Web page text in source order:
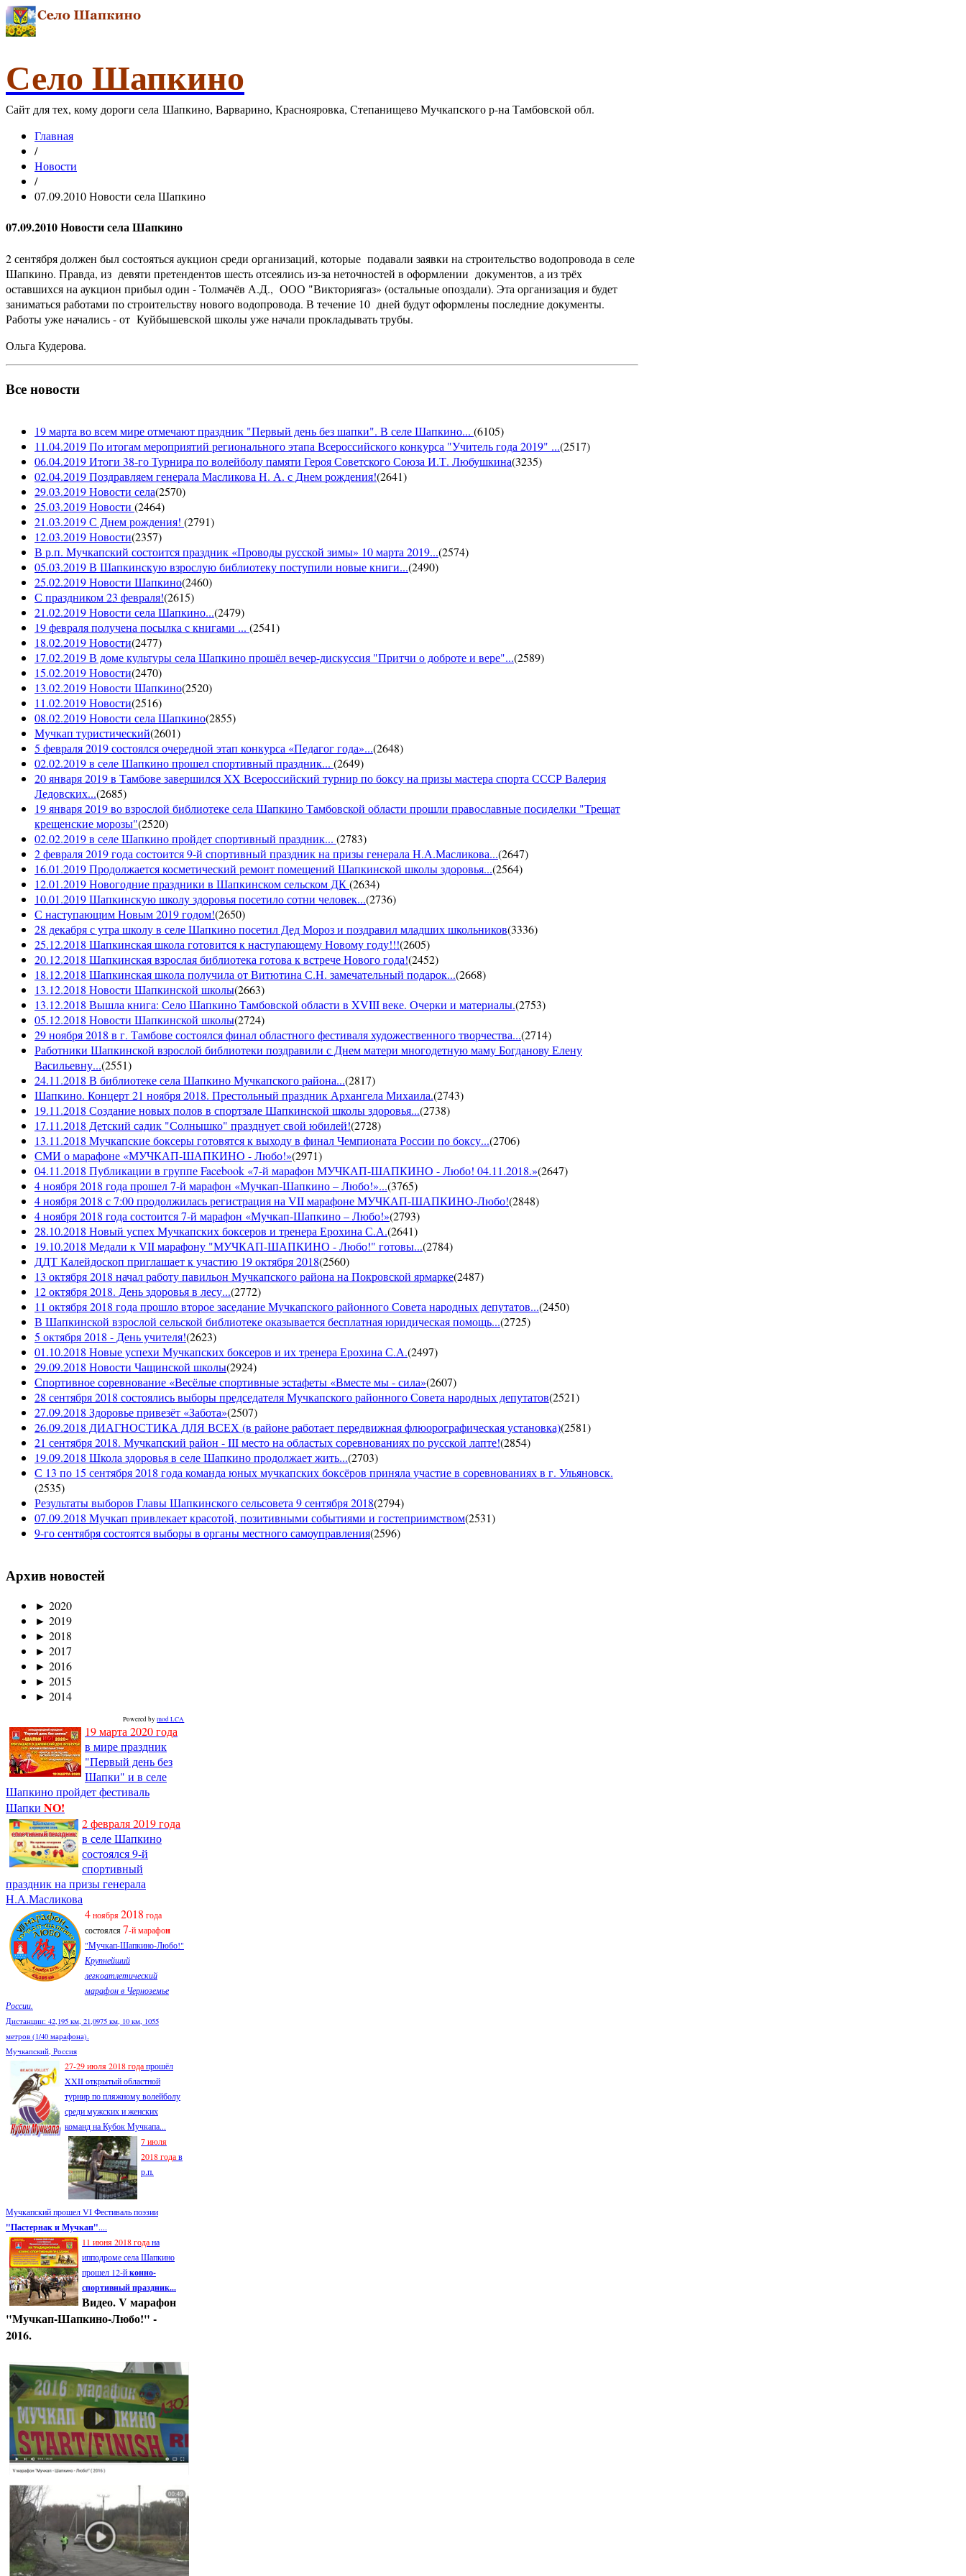
Село Шапкино
Сайт для тех, кому дороги села Шапкино, Варварино, Краснояровка, Степанищево Мучкапского р-на Тамбовской обл.
Главная
/
Новости
/
07.09.2010 Новости села Шапкино
07.09.2010 Новости села Шапкино
2 сентября должен был состояться аукцион среди организаций, которые подавали заявки на строительство водопровода в селе
Шапкино. Правда, из девяти претендентов шесть отсеялись из-за неточностей в оформлении документов, а из трёх
оставшихся на аукцион прибыл один - Толмачёв А.Д., ООО "Викториягаз» (остальные опоздали). Эта организация и будет
заниматься работами по строительству нового водопровода. В течение 10 дней будут оформлены последние документы.
Работы уже начались - от Куйбышевской школы уже начали прокладывать трубы.
Ольга Кудерова.
Все новости
19 марта во всем мире отмечают праздник "Первый день без шапки". В селе Шапкино... (6105)
11.04.2019 По итогам мероприятий регионального этапа Всероссийского конкурса "Учитель года 2019" ...(2517)
06.04.2019 Итоги 38-го Турнира по волейболу памяти Героя Советского Союза И.Т. Любушкина(3235)
02.04.2019 Поздравляем генерала Масликова Н. А. с Днем рождения!(2641)
29.03.2019 Новости села(2570)
25.03.2019 Новости (2464)
21.03.2019 С Днем рождения! (2791)
12.03.2019 Новости(2357)
В р.п. Мучкапский состоится праздник «Проводы русской зимы» 10 марта 2019...(2574)
05.03.2019 В Шапкинскую взрослую библиотеку поступили новые книги...(2490)
25.02.2019 Новости Шапкино(2460)
С праздником 23 февраля!(2615)
21.02.2019 Новости села Шапкино...(2479)
19 февраля получена посылка с книгами ... (2541)
18.02.2019 Новости(2477)
17.02.2019 В доме культуры села Шапкино прошёл вечер-дискуссия "Притчи о доброте и вере"...(2589)
15.02.2019 Новости(2470)
13.02.2019 Новости Шапкино(2520)
11.02.2019 Новости(2516)
08.02.2019 Новости села Шапкино(2855)
Мучкап туристический(2601)
5 февраля 2019 состоялся очередной этап конкурса «Педагог года»...(2648)
02.02.2019 в селе Шапкино прошел спортивный праздник... (2649)
20 января 2019 в Тамбове завершился XX Всероссийский турнир по боксу на призы мастера спорта СССР Валерия
Ледовских...(2685)
19 января 2019 во взрослой библиотеке села Шапкино Тамбовской области прошли православные посиделки "Трещат
крещенские морозы"(2520)
02.02.2019 в селе Шапкино пройдет спортивный праздник... (2783)
2 февраля 2019 года состоится 9-й спортивный праздник на призы генерала Н.А.Масликова...(2647)
16.01.2019 Продолжается косметический ремонт помещений Шапкинской школы здоровья...(2564)
12.01.2019 Новогодние праздники в Шапкинском сельском ДК(2634)
10.01.2019 Шапкинскую школу здоровья посетило сотни человек...(2736)
С наступающим Новым 2019 годом!(2650)
28 декабря с утра школу в селе Шапкино посетил Дед Мороз и поздравил младших школьников(3336)
25.12.2018 Шапкинская школа готовится к наступающему Новому году!!!(2605)
20.12.2018 Шапкинская взрослая библиотека готова к встрече Нового года!(2452)
18.12.2018 Шапкинская школа получила от Витютина С.Н. замечательный подарок...(2668)
13.12.2018 Новости Шапкинской школы(2663)
13.12.2018 Вышла книга: Село Шапкино Тамбовской области в XVIII веке. Очерки и материалы.(2753)
05.12.2018 Новости Шапкинской школы(2724)
29 ноября 2018 в г. Тамбове состоялся финал областного фестиваля художественного творчества...(2714)
Работники Шапкинской взрослой библиотеки поздравили с Днем матери многодетную маму Богданову Елену
Васильевну...(2551)
24.11.2018 В библиотеке села Шапкино Мучкапского района...(2817)
Шапкино. Концерт 21 ноября 2018. Престольный праздник Архангела Михаила.(2743)
19.11.2018 Создание новых полов в спортзале Шапкинской школы здоровья...(2738)
17.11.2018 Детский садик "Солнышко" празднует свой юбилей!(2728)
13.11.2018 Мучкапские боксеры готовятся к выходу в финал Чемпионата России по боксу...(2706)
СМИ о марафоне «МУЧКАП-ШАПКИНО - Любо!»(2971)
04.11.2018 Публикации в группе Facebook «7-й марафон МУЧКАП-ШАПКИНО - Любо! 04.11.2018.»(2647)
4 ноября 2018 года прошел 7-й марафон «Мучкап-Шапкино – Любо!»...(3765)
4 ноября 2018 с 7:00 продолжилась регистрация на VII марафоне МУЧКАП-ШАПКИНО-Любо!(2848)
4 ноября 2018 года состоится 7-й марафон «Мучкап-Шапкино – Любо!»(2793)
28.10.2018 Новый успех Мучкапских боксеров и тренера Ерохина С.А.(2641)
19.10.2018 Медали к VII марафону "МУЧКАП-ШАПКИНО - Любо!" готовы...(2784)
ДДТ Калейдоскоп приглашает к участию 19 октября 2018(2560)
13 октября 2018 начал работу павильон Мучкапского района на Покровской ярмарке(2487)
12 октября 2018. День здоровья в лесу...(2772)
11 октября 2018 года прошло второе заседание Мучкапского районного Совета народных депутатов...(2450)
В Шапкинской взрослой сельской библиотеке оказывается бесплатная юридическая помощь...(2725)
5 октября 2018 - День учителя!(2623)
01.10.2018 Новые успехи Мучкапских боксеров и их тренера Ерохина С.А.(2497)
29.09.2018 Новости Чащинской школы(2924)
Спортивное соревнование «Весёлые спортивные эстафеты «Вместе мы - сила»(2607)
28 сентября 2018 состоялись выборы председателя Мучкапского районного Совета народных депутатов(2521)
27.09.2018 Здоровье привезёт «Забота»(2507)
26.09.2018 ДИАГНОСТИКА ДЛЯ ВСЕХ (в районе работает передвижная флюорографическая установка)(2581)
21 сентября 2018. Мучкапский район - III место на областых соревнованиях по русской лапте!(2854)
19.09.2018 Школа здоровья в селе Шапкино продолжает жить...(2703)
С 13 по 15 сентября 2018 года команда юных мучкапских боксёров приняла участие в соревнованиях в г. Ульяновск.
(2535)
Результаты выборов Главы Шапкинского сельсовета 9 сентября 2018(2794)
07.09.2018 Мучкап привлекает красотой, позитивными событиями и гостеприимством(2531)
9-го сентября состоятся выборы в органы местного самоуправления(2596)
Архив новостей
► 2020
► 2019
► 2018
► 2017
► 2016
► 2015
► 2014
Powered bymod LCA
19 марта 2020 года
в мире праздник
"Первый день без
Шапки" и в селе
Шапкино пройдет фестиваль
Шапки NO!
2 февраля 2019 года
в селе Шапкино
состоялся 9-й
спортивный
праздник на призы генерала
Н.А.Масликова
4ноября2018 года
состоялся7-й марафон
"Мучкап-Шапкино-Любо!"
Крупнейший
легкоатлетический
марафон в Черноземье
России.
Дистанции: 42,195 км, 21,0975 км, 10 км, 1055
метров (1/40 марафона).
Мучкапский, Россия
27-29 июля 2018 годапрошёл
XXII открытый областной
турнир по пляжному волейболу
среди мужских и женских
команд на Кубок Мучкапа...
7 июля
2018 годав
р.п.
Мучкапский прошел VI Фестиваль поэзии
"Пастернак и Мучкап"....
11 июня 2018 годана
ипподроме села Шапкино
прошел 12-йконно-
спортивный праздник...
Видео. V марафон
"Мучкап-Шапкино-Любо!" -
2016.